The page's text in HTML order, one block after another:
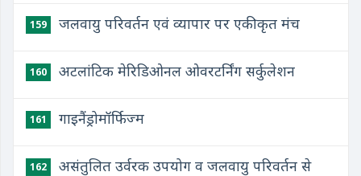
159 जलवायु परिवर्तन एवं व्यापार पर एकीकृत मंच
160 अटलांटिक मेरिडिओनल ओवरटर्निंग सर्कुलेशन
161 गाइनैंड्रोमॉर्फिज्म
162
असंतुलित उर्वरक उपयोग व जलवायु परिवर्तन से